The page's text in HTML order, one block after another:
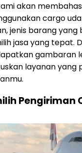
akan
cargo
jenis barang yang
jasa yang tepat.
gambaran
layanan yang
Pengiriman